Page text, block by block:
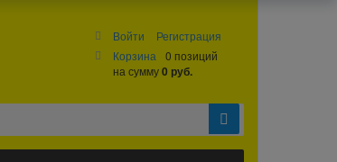
Войти
Регистрация
Корзина
0 позиций
на сумму0 руб.